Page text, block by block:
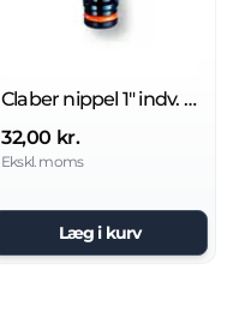
Claber nippel 1" indv. gevind
32,00 kr.
Ekskl. moms
Læg i kurv